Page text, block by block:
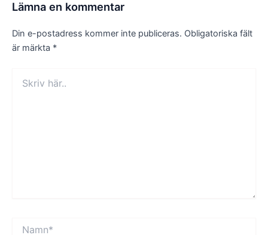
Lämna en kommentar
Din e-postadress kommer inte publiceras. Obligatoriska fält
är märkta *
här..